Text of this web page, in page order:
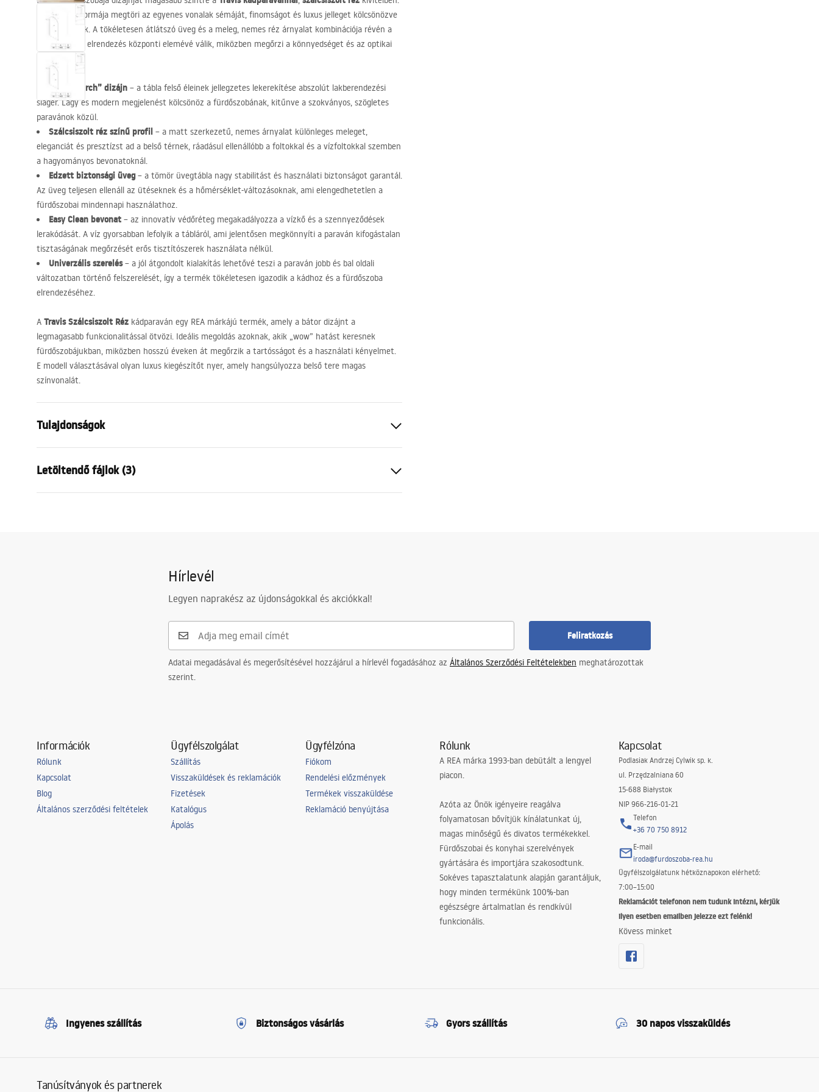
Egyedi, íves formája megtöri az egyenes vonalak sémáját, finomságot és luxus jelleget kölcsönözve
a belső térnek. A tökéletesen átlátszó üveg és a meleg, nemes réz árnyalat kombinációja révén a
fürdőzóna az elrendezés központi elemévé válik, miközben megőrzi a könnyedséget és az optikai
tágasságot.
Egyedi „Arch” dizájn – a tábla felső éleinek jellegzetes lekerekítése abszolút lakberendezési
sláger. Lágy és modern megjelenést kölcsönöz a fürdőszobának, kitűnve a szokványos, szögletes
paravánok közül.
Szálcsiszolt réz színű profil – a matt szerkezetű, nemes árnyalat különleges meleget,
eleganciát és presztízst ad a belső térnek, ráadásul ellenállóbb a foltokkal és a vízfoltokkal szemben
a hagyományos bevonatoknál.
Edzett biztonsági üveg– a tömör üvegtábla nagy stabilitást és használati biztonságot garantál.
Az üveg teljesen ellenáll az ütéseknek és a hőmérséklet-változásoknak, ami elengedhetetlen a
fürdőszobai mindennapi használathoz.
Easy Clean bevonat – az innovatív védőréteg megakadályozza a vízkő és a szennyeződések
lerakódását. A víz gyorsabban lefolyik a tábláról, ami jelentősen megkönnyíti a paraván kifogástalan
tisztaságának megőrzését erős tisztítószerek használata nélkül.
Univerzális szerelés– a jól átgondolt kialakítás lehetővé teszi a paraván jobb és bal oldali
változatban történő felszerelését, így a termék tökéletesen igazodik a kádhoz és a fürdőszoba
elrendezéséhez.
A Travis Szálcsiszolt Réz kádparaván egy REA márkájú termék, amely a bátor dizájnt a
legmagasabb funkcionalitással ötvözi. Ideális megoldás azoknak, akik „wow” hatást keresnek
fürdőszobájukban, miközben hosszú éveken át megőrzik a tartósságot és a használati kényelmet.
E modell választásával olyan luxus kiegészítőt nyer, amely hangsúlyozza belső tere magas
színvonalát.
Tulajdonságok
Anyag
Szín
Szálcsiszolt réz
1 szárnyas
Letöltendő fájlok (3)
WARUNKI_BEZPIECZENSTWA_KABI
Hírlevél
Legyen naprakész az újdonságokkal és akciókkal!
Feliratkozás
Adatai megadásával és megerősítésével hozzájárul a hírlevél fogadásához az Általános Szerződési Feltételekben meghatározottak
szerint.
Információk
Rólunk
Kapcsolat
Blog
Általános szerződési feltételek
Ügyfélszolgálat
Szállítás
Visszaküldések és reklamációk
Fizetések
Katalógus
Ápolás
Ügyfélzóna
Fiókom
Rendelési előzmények
Termékek visszaküldése
Reklamáció benyújtása
Rólunk
A REA márka 1993-ban debütált a lengyel
piacon.
Azóta az Önök igényeire reagálva
folyamatosan bővítjük kínálatunkat új,
magas minőségű és divatos termékekkel.
Fürdőszobai és konyhai szerelvények
gyártására és importjára szakosodtunk.
Sokéves tapasztalatunk alapján garantáljuk,
hogy minden termékünk 100%-ban
egészségre ártalmatlan és rendkívül
funkcionális.
Kapcsolat
Podlasiak Andrzej Cylwik sp. k.
ul. Przędzalniana 60
15-688 Białystok
NIP 966-216-01-21
Telefon
+36 70 750 8912
E-mail
iroda@furdoszoba-rea.hu
Ügyfélszolgálatunk hétköznapokon elérhető:
7:00–15:00
Reklamációt telefonon nem tudunk intézni, kérjük
ilyen esetben emailben jelezze ezt felénk!
Kövess minket
Ingyenes szállítás Biztonságos vásárlás Gyors szállítás 30 napos visszaküldés
Tanúsítványok és partnerek